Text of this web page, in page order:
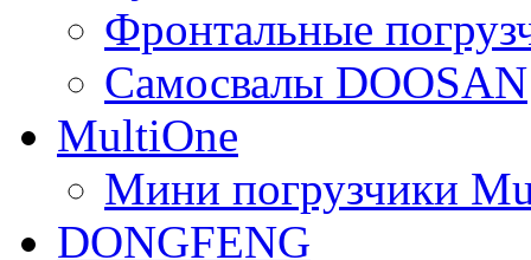
Фронтальные
Самосвалы DOOSAN
MultiOne
Мини погрузчики
DONGFENG